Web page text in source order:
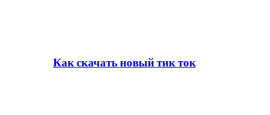
Как скачать новый тик ток